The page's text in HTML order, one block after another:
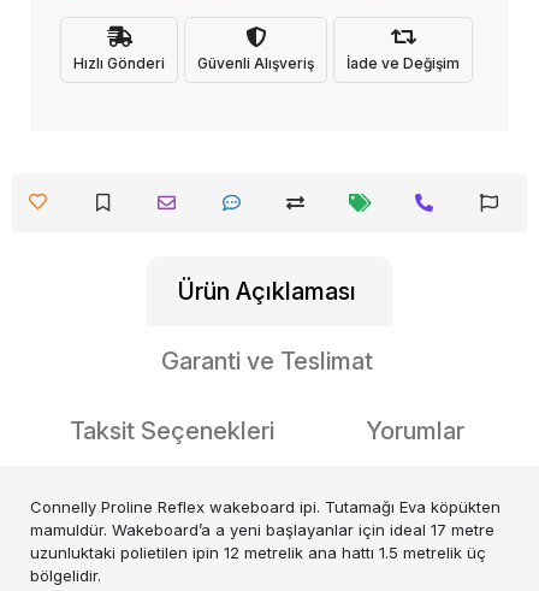
Hızlı Gönderi Güvenli Alışveriş İade ve Değişim
Ürün Açıklaması
Garanti ve Teslimat
Taksit Seçenekleri Yorumlar
Connelly Proline Reflex wakeboard ipi. Tutamağı Eva köpükten
mamuldür. Wakeboard’a a yeni başlayanlar için ideal 17 metre
uzunluktaki polietilen ipin 12 metrelik ana hattı 1.5 metrelik üç
bölgelidir.